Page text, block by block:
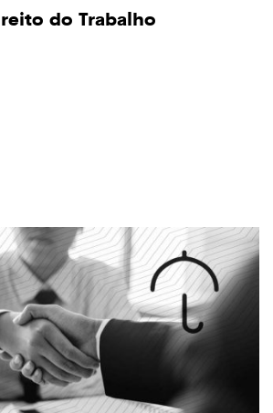
do Trabalho